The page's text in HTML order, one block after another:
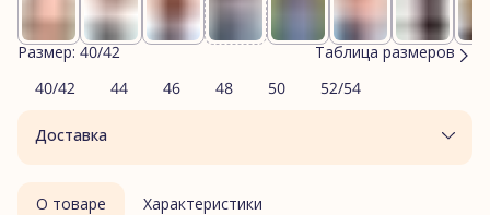
Размер: 40/42
Таблица размеров
40/42
44 46 48 50 52/54
Доставка
О товаре Характеристики